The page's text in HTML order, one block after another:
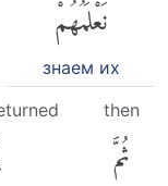
نَعْلَمُهُمْۚ
знаем их
then
ثُمَّ